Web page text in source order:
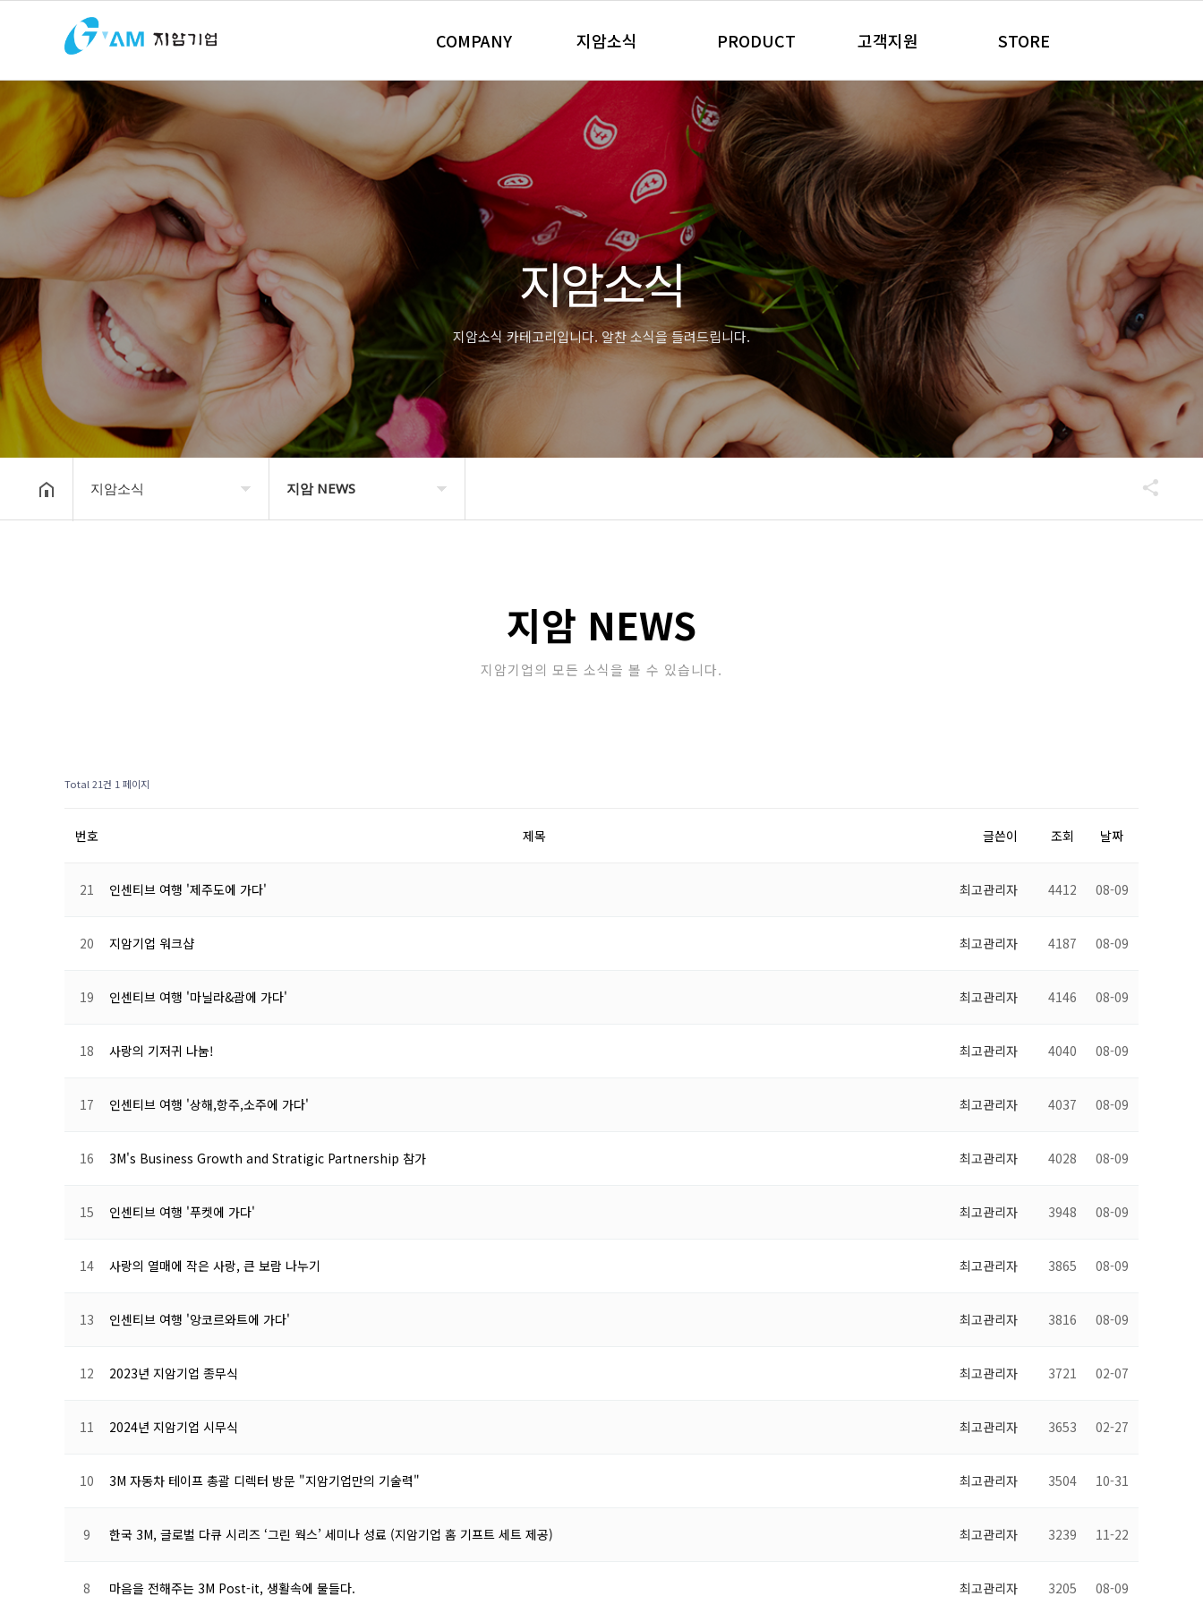
COMPANY
회사개요
CEO 인사말
경영이념
연혁 및 수상내역
찾아오시는 길
주요거래처
지암소식
지암 NEWS
Community
PRODUCT
자동차 제품
산업용 제품
정수 필터
업소용 위생 제품
가정용 위생 & 건강 제품
자동차용 제품
판촉/특판 제품
고객지원 STORE
온라인판매처
지암소식
지암소식 카테고리입니다. 알찬 소식을 들려드립니다.
지암소식 지암 NEWS
지암 NEWS
지암기업의 모든 소식을 볼 수 있습니다.
Total 21건 1 페이지
번호 제목 글쓴이 조회 날짜
21 인센티브 여행 '제주도에 가다' 최고관리자 4412 08-09
20 지암기업 워크샵 최고관리자 4187 08-09
19 인센티브 여행 '마닐라&괌에 가다' 최고관리자 4146 08-09
18 사랑의 기저귀 나눔! 최고관리자 4040 08-09
17 인센티브 여행 '상해,항주,소주에 가다' 최고관리자 4037 08-09
16 3M's Business Growth and Stratigic Partnership 참가 최고관리자 4028 08-09
15 인센티브 여행 '푸켓에 가다' 최고관리자 3948 08-09
14 사랑의 열매에 작은 사랑, 큰 보람 나누기 최고관리자 3865 08-09
13 인센티브 여행 '앙코르와트에 가다' 최고관리자 3816 08-09
12 2023년 지암기업 종무식 최고관리자 3721 02-07
11 2024년 지암기업 시무식 최고관리자 3653 02-27
10 3M 자동차 테이프 총괄 디렉터 방문 "지암기업만의 기술력" 최고관리자 3504 10-31
9 한국 3M, 글로벌 다큐 시리즈 ‘그린 웍스’ 세미나 성료 (지암기업 홈 기프트 세트 제공) 최고관리자 3239 11-22
8 마음을 전해주는 3M Post-it, 생활속에 물들다. 최고관리자 3205 08-09